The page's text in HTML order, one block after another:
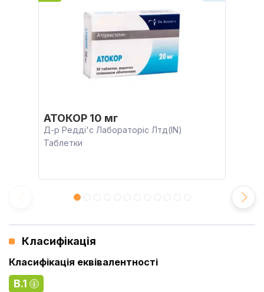
АТОКОР 10 мг
Д-р Редді'с Лабораторіс Лтд(IN)
Таблетки
Класифікація
Класифікація еквівалентності
B.1